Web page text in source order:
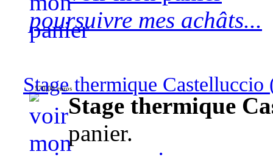
poursuivre mes achâts...
Stage thermique Castelluccio
570,00 euros
Stage thermique
panier.